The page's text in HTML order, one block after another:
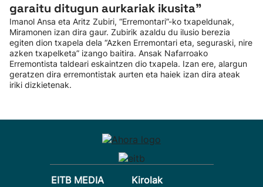
garaitu ditugun aurkariak ikusita”
Imanol Ansa eta Aritz Zubiri, “Erremontari”-ko txapeldunak,
Miramonen izan dira gaur. Zubirik azaldu du ilusio berezia
egiten dion txapela dela “Azken Erremontari eta, seguraski, nire
azken txapelketa” izango baitira. Ansak Nafarroako
Erremontista taldeari eskaintzen dio txapela. Izan ere, alargun
geratzen dira erremontistak aurten eta haiek izan dira ateak
iriki dizkietenak.
EITB MEDIA Kirolak